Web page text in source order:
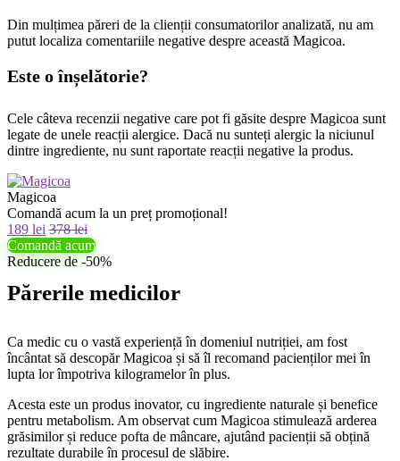
Din mulțimea păreri de la clienții consumatorilor analizată, nu am
putut localiza comentariile negative despre această Magicoa.
Este o înșelătorie?
Cele câteva recenzii negative care pot fi găsite despre Magicoa sunt
legate de unele reacții alergice. Dacă nu sunteți alergic la niciunul
dintre ingrediente, nu sunt raportate reacții negative la produs.
Magicoa
Comandă acum la un preț promoțional!
189 lei 378 lei
Comandă acum
Reducere de -50%
Părerile medicilor
Ca medic cu o vastă experiență în domeniul nutriției, am fost
încântat să descopăr Magicoa și să îl recomand pacienților mei în
lupta lor împotriva kilogramelor în plus.
Acesta este un produs inovator, cu ingrediente naturale și benefice
pentru metabolism. Am observat cum Magicoa stimulează arderea
grăsimilor și reduce pofta de mâncare, ajutând pacienții să obțină
rezultate durabile în procesul de slăbire.